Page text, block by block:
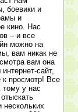
боевики и
и
кино. Нас
– и все
можно на
вам никак не
вам она
сайт,
к просмотр! Все
тому у нас